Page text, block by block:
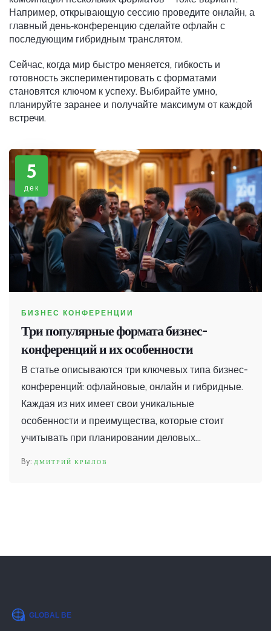
Например, открывающую сессию проведите онлайн, а
главный день‑конференцию сделайте офлайн с
последующим гибридным транслятом.
Сейчас, когда мир быстро меняется, гибкость и
готовность экспериментировать с форматами
становятся ключом к успеху. Выбирайте умно,
планируйте заранее и получайте максимум от каждой
встречи.
5
дек
БИЗНЕС КОНФЕРЕНЦИИ
Три популярные формата бизнес-
конференций и их особенности
В статье описываются три ключевых типа бизнес-
конференций: офлайновые, онлайн и гибридные.
Каждая из них имеет свои уникальные
особенности и преимущества, которые стоит
учитывать при планировании деловых
популярными среди участников и организаторов.
ДМИТРИЙ КРЫЛОВ